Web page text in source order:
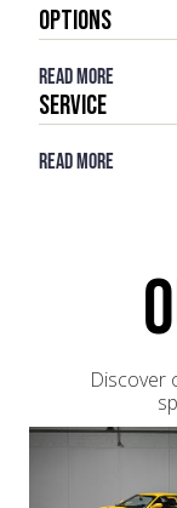
OPTIONS
Read more
Service
Read more
Discover